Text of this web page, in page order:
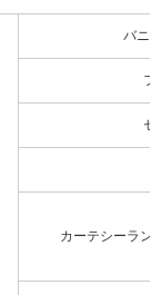
バニ
フ
セ
カーテシーラン